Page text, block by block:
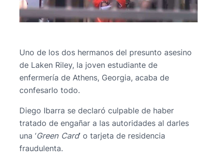
Uno de los dos hermanos del presunto asesino
de Laken Riley, la joven estudiante de
enfermería de Athens, Georgia, acaba de
confesarlo todo.
Diego Ibarra se declaró culpable de haber
tratado de engañar a las autoridades al darles
una ‘Green Card’ o tarjeta de residencia
fraudulenta.